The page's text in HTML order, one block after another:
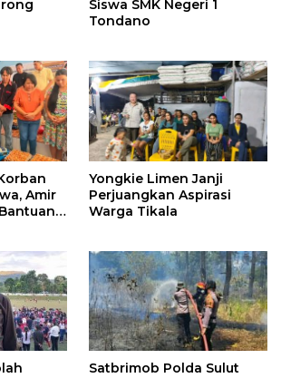
Siswa SMK Negeri 1
Tondano
Amir
Yongkie Limen Janji
Perjuangkan Aspirasi
Warga Tikala
Satbrimob Polda Sulut